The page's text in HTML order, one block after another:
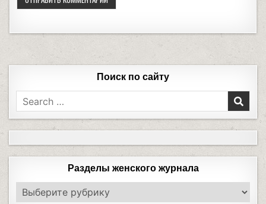
Поиск по сайту
Разделы женского журнала